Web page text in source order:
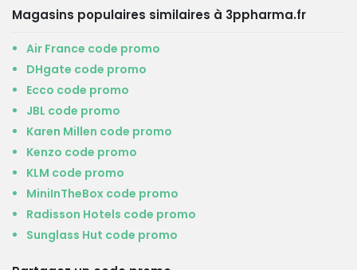
Magasins populaires similaires à 3ppharma.fr
Air France code promo
DHgate code promo
Ecco code promo
JBL code promo
Karen Millen code promo
Kenzo code promo
KLM code promo
MiniInTheBox code promo
Radisson Hotels code promo
Sunglass Hut code promo